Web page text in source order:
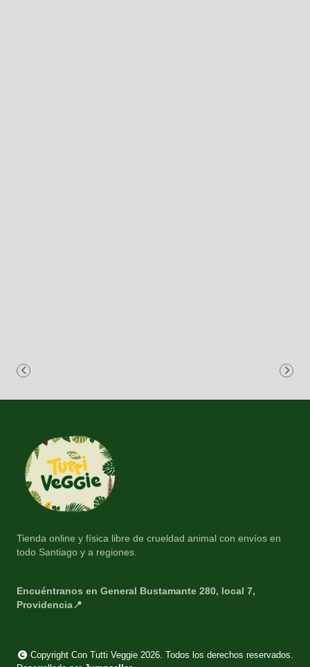
Tienda online y física libre de crueldad animal con envíos en
todo Santiago y a regiones.
Encuéntranos en General Bustamante 280, local 7,
Providencia📍
Copyright Con Tutti Veggie 2026. Todos los derechos reservados.